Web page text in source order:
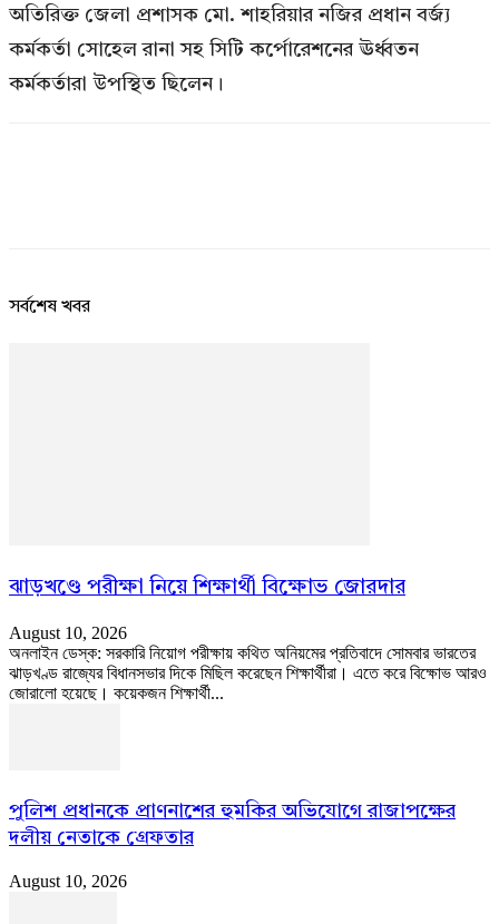
অতিরিক্ত জেলা প্রশাসক মো. শাহরিয়ার নজির প্রধান বর্জ্য
কর্মকর্তা সোহেল রানা সহ সিটি কর্পোরেশনের ঊর্ধ্বতন
কর্মকর্তারা উপস্থিত ছিলেন।
সর্বশেষ খবর
ঝাড়খণ্ডে পরীক্ষা নিয়ে শিক্ষার্থী বিক্ষোভ জোরদার
August 10, 2026
অনলাইন ডেস্ক: সরকারি নিয়োগ পরীক্ষায় কথিত অনিয়মের প্রতিবাদে সোমবার ভারতের
ঝাড়খণ্ড রাজ্যের বিধানসভার দিকে মিছিল করেছেন শিক্ষার্থীরা। এতে করে বিক্ষোভ আরও
জোরালো হয়েছে। কয়েকজন শিক্ষার্থী...
পুলিশ প্রধানকে প্রাণনাশের হুমকির অভিযোগে রাজাপক্ষের
দলীয় নেতাকে গ্রেফতার
August 10, 2026